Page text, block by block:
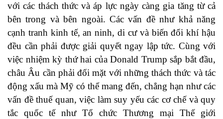
với các thách thức và áp lực ngày càng gia tăng từ cả
bên trong và bên ngoài. Các vấn đề như khả năng
cạnh tranh kinh tế, an ninh, di cư và biến đổi khí hậu
đều cần phải được giải quyết ngay lập tức. Cùng với
việc nhiệm kỳ thứ hai của Donald Trump sắp bắt đầu,
châu Âu cần phải đối mặt với những thách thức và tác
động xấu mà Mỹ có thể mang đến, chẳng hạn như các
vấn đề thuế quan, việc làm suy yếu các cơ chế và quy
tắc quốc tế như Tổ chức Thương mại Thế giới